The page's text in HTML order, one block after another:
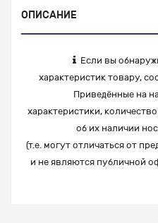
ОПИСАНИЕ
Если вы
характеристик товару,
Приведённые на
характеристики,
об их наличии
(т.е. могут отличаться от
и не являются публичной